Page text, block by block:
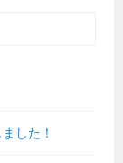
した！